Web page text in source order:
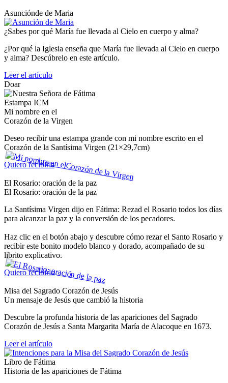
Asunciónde de Maria
¿Sabes por qué María fue llevada al Cielo en cuerpo y alma?
¿Por qué la Iglesia enseña que María fue llevada al Cielo en cuerpo
y alma? Descúbrelo en este artículo.
Leer el artículo
Doar
Estampa ICM
Mi nombre en el
Corazón de la Virgen
Deseo recibir una estampa grande con mi nombre escrito en el
Corazón de la Santísima Virgen (21×29,7cm)
Quiero recibirla
El Rosario: oración de la paz
El Rosario: oración de la paz
La Santísima Virgen dijo en Fátima: Rezad el Rosario todos los días
para alcanzar la paz y la conversión de los pecadores.
Haz clic en el botón abajo y descubre cómo rezar el Santo Rosario y
recibir este bonito modelo blanco y dorado, acompañado de su
librito explicativo.
Quiero recibirlo
Misa del Sagrado Corazón de Jesús
Un mensaje de Jesús que cambió la historia
Descubre la profunda historia de las apariciones del Sagrado
Corazón de Jesús a Santa Margarita María de Alacoque en 1673.
Leer el artículo
Libro de Fátima
Historia de las apariciones de Fátima